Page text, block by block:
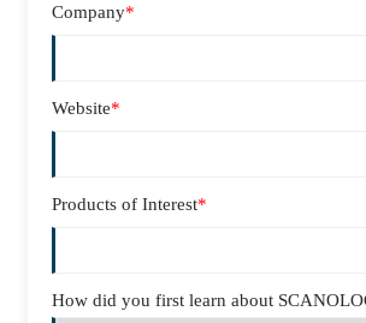
Company*
Website*
Products of Interest*
How did you first learn about